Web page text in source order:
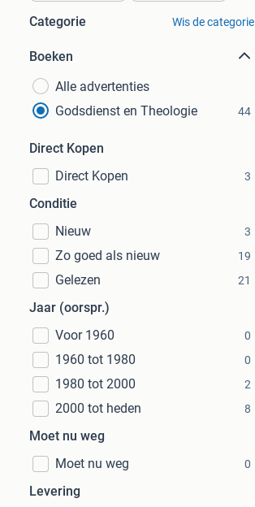
Categorie Wis de categorie
Boeken
Alle advertenties
Godsdienst en Theologie
44
Direct Kopen
Direct Kopen
3
Conditie
Nieuw
3
Zo goed als nieuw 19
Gelezen 21
Jaar (oorspr.)
Voor 1960
0
1960 tot 1980 0
1980 tot 2000 2
2000 tot heden 8
Moet nu weg
Moet nu weg
0
Levering